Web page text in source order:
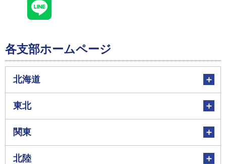
各支部ホームページ
北海道
東北
関東
北陸